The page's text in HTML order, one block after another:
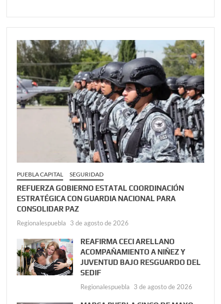
PUEBLA CAPITAL SEGURIDAD
REFUERZA GOBIERNO ESTATAL COORDINACIÓN
ESTRATÉGICA CON GUARDIA NACIONAL PARA
CONSOLIDAR PAZ
Regionalespuebla 3 de agosto de 2026
REAFIRMA CECI ARELLANO
ACOMPAÑAMIENTO A NIÑEZ Y
JUVENTUD BAJO RESGUARDO DEL
SEDIF
Regionalespuebla 3 de agosto de 2026